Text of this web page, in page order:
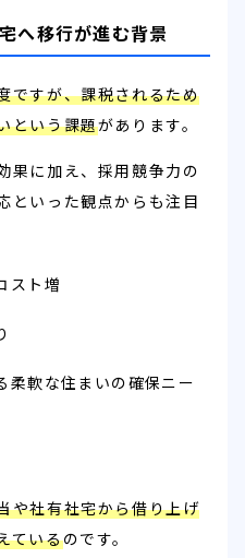
へ移行が進む背景
ですが、課税されるため
という課題があります。
果に加え、採用競争力の
といった観点からも注目
スト増
柔軟な住まいの確保ニー
や社有社宅から借り上げ
ているのです。